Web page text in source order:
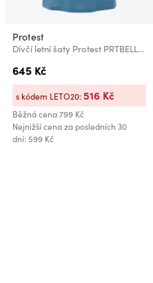
Protest
Dívčí letní šaty Protest PRTBELLA JR
645 Kč
Běžná cena799 Kč
Nejnižší cena za posledních 30
dní: 599 Kč
s kódem LETO20:516 Kč